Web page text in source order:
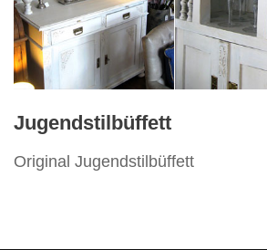
Jugendstilbüffett
Original Jugendstilbüffett